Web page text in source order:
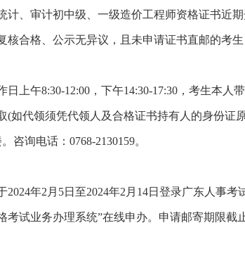
计、审计初中级、一级造价工程师资格证书近
核合格、公示无异议，且未申请证书直邮的考生
日上午8:30-12:00，下午14:30-17:30，考生本
(如代领须凭代领人及合格证书持有人的身份证
咨询电话：0768-2130159。
年2月5日至2024年2月14日登录广东人事考
考试业务办理系统”在线申办。申请邮寄期限截